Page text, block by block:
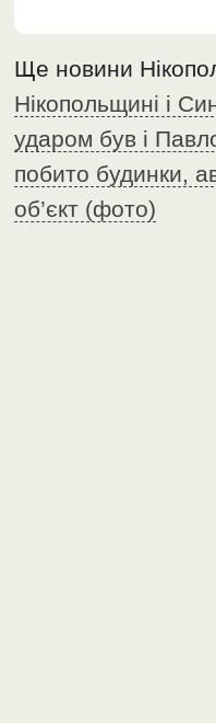
Ще новини
Нікопольщині і
ударом був і
побито будинки,
об’єкт (фото)